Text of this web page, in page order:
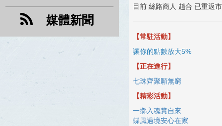
媒體新聞
目前 絲路商人 趙合 已重返
【常駐活動】
讓你的點數放大5%
【正在進行】
七珠齊聚願無窮
【精彩活動】
一擲入魂賞自來
蝶風過境安心在家